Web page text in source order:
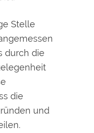
Stelle
durch die
die
und